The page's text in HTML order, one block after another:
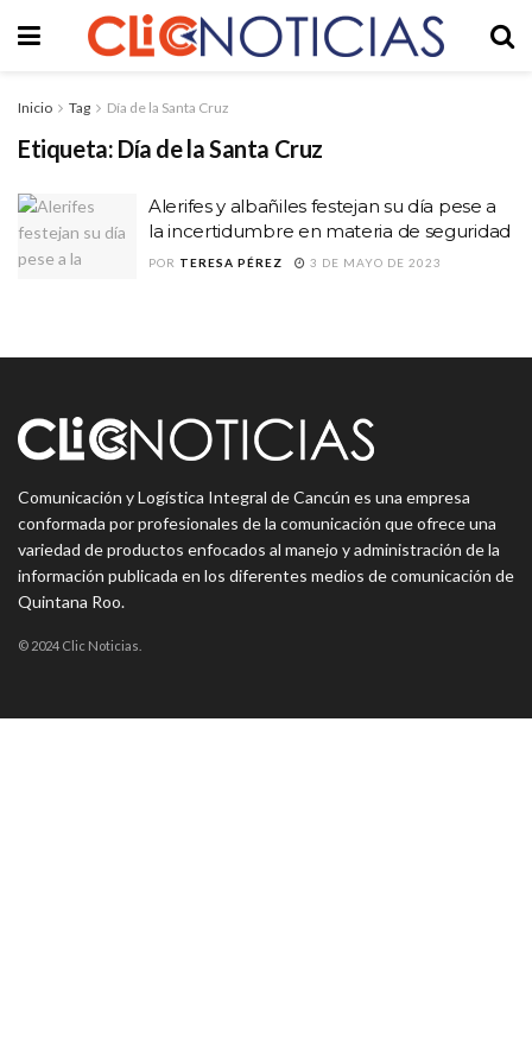
Inicio Tag Día de la Santa Cruz
Etiqueta: Día de la Santa Cruz
Alerifes y albañiles festejan su día pese a
la incertidumbre en materia de seguridad
POR TERESA PÉREZ 3 DE MAYO DE 2023
Comunicación y Logística Integral de Cancún es una empresa
conformada por profesionales de la comunicación que ofrece una
variedad de productos enfocados al manejo y administración de la
información publicada en los diferentes medios de comunicación de
Quintana Roo.
© 2024 Clic Noticias.